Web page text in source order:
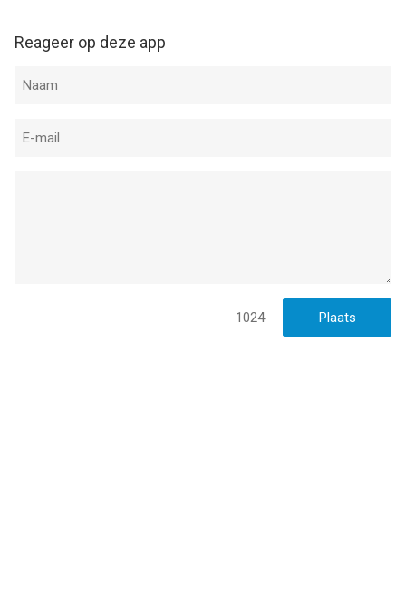
Reageer op deze app
1024